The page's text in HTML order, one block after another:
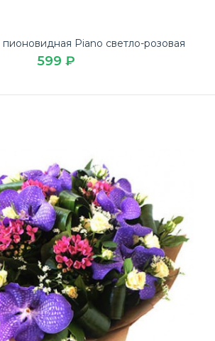
пионовидная Piano светло-розовая
599 ₽